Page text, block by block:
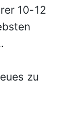
10-12
zu